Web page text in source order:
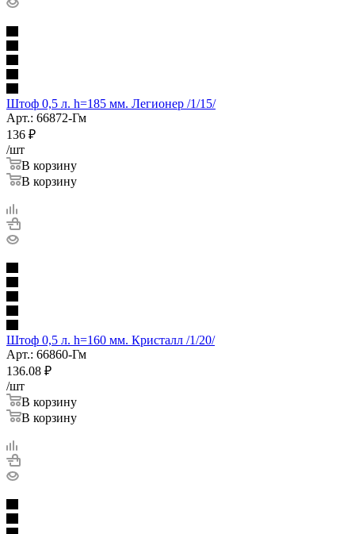
Штоф 0,5 л. h=185 мм. Легионер /1/15/
Арт.: 66872-Гм
136 ₽
/шт
В корзину
В корзину
Штоф 0,5 л. h=160 мм. Кристалл /1/20/
Арт.: 66860-Гм
136.08 ₽
/шт
В корзину
В корзину